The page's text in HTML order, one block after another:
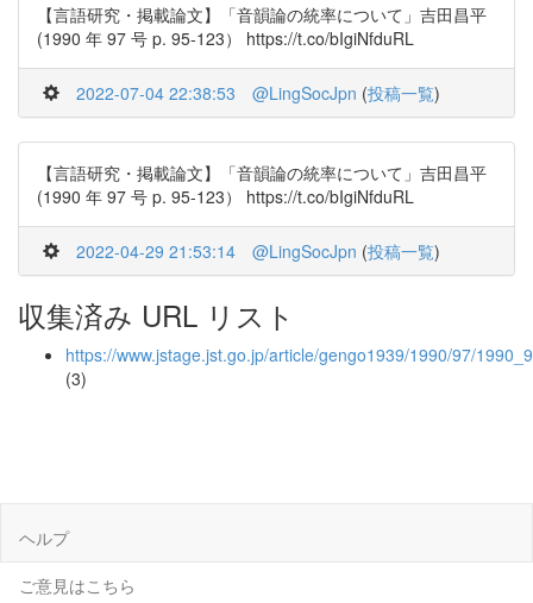
【言語研究・掲載論文】「音韻論の統率について」吉田昌平
(1990 年 97 号 p. 95-123） https://t.co/bIgiNfduRL
2022-07-04 22:38:53 @LingSocJpn (投稿一覧)
【言語研究・掲載論文】「音韻論の統率について」吉田昌平
(1990 年 97 号 p. 95-123） https://t.co/bIgiNfduRL
2022-04-29 21:53:14 @LingSocJpn (投稿一覧)
収集済み URL リスト
https://www.jstage.jst.go.jp/article/gengo1939/1990/97/
(3)
ヘルプ
ご意見はこちら